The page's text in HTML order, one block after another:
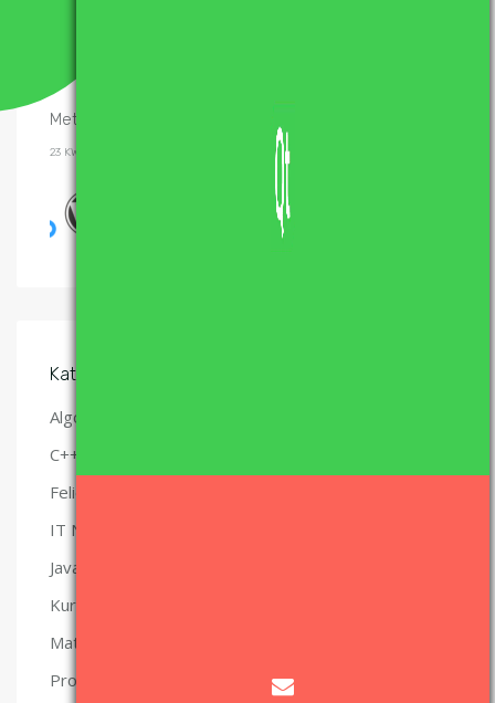
Metoda Newtona-Raphsona – implementacje
23 KWIETNIA, 2017
Wtyczki WordPress, które polecam
Kategorie
Algorytmy
C++
Felietony
IT News Flash
Java
Kurs Qt
Matura z informatyki – nauka i materiały.
Programowanie